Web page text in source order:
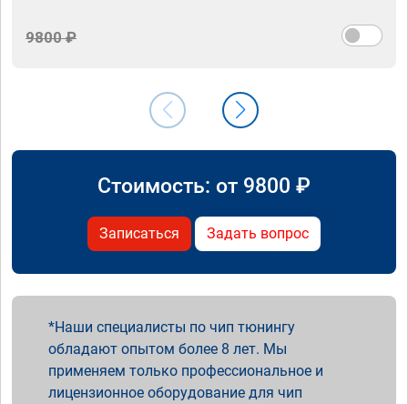
9800 ₽
Стоимость: от 9800 ₽
Записаться Задать вопрос
Наши специалисты по чип тюнингу
обладают опытом более 8 лет. Мы
применяем только профессиональное и
лицензионное оборудование для чип